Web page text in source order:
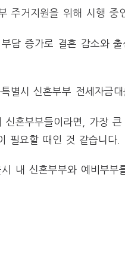
주거지원을 위해 시행 중
담 증가로 결혼 감소와
별시 신혼부부 전세자금
신혼부부들이라면, 가장
필요할 때인 것 같습니다.
내 신혼부부와 예비부